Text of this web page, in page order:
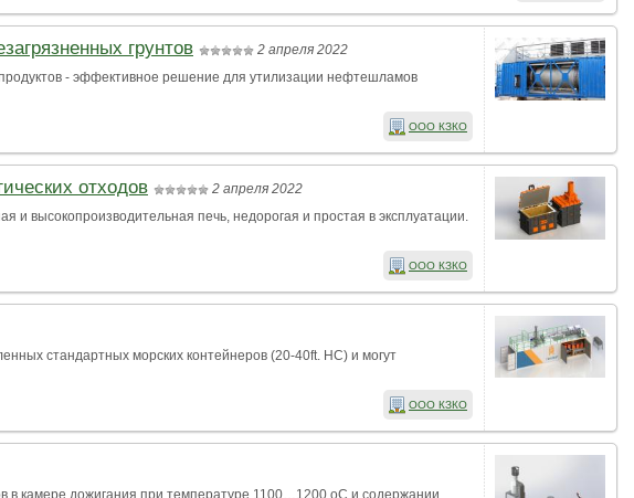
грунтов
2 апреля 2022
- эффективное решение для утилизации нефтешламов
ООО КЗКО
отходов
2 апреля 2022
и высокопроизводительная печь, недорогая и простая в эксплуатации.
ООО КЗКО
стандартных морских контейнеров (20-40ft. HC) и могут
ООО КЗКО
в камере дожигания при температуре 1100…1200 оС и содержании